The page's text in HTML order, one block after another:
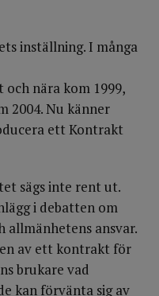
inställning. I många
nära kom 1999,
2004. Nu känner
ett Kontrakt
sägs inte rent ut.
i debatten om
allmänhetens ansvar.
av ett kontrakt för
brukare vad
kan förvänta sig av